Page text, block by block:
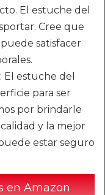
El estuche del
Cree que
satisfacer
El estuche del
para ser
por brindarle
y la mejor
estar seguro
en Amazon